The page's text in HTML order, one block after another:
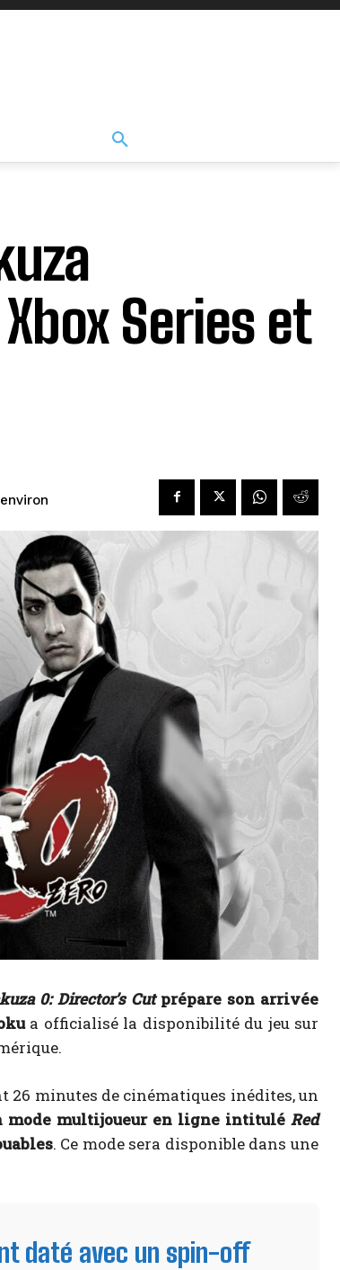
Series et
0: Director’s Cutprépare son arrivée
a officialisé la disponibilité du jeu sur
minutes de cinématiques inédites, un
mode multijoueur en ligne intituléRed
. Ce mode sera disponible dans une
daté avec un spin-off